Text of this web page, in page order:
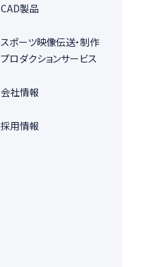
CAD製品
スポーツ映像伝送・制作
プロダクションサービス
会社情報
採用情報